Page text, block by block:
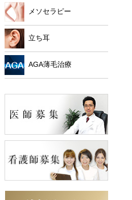
メソセラピー
立ち耳
AGA薄毛治療